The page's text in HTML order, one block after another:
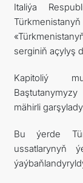
Italiýa
serginiň açylyş
Kapitoliý
mähirli
Bu ýerde
ussatlarynyň